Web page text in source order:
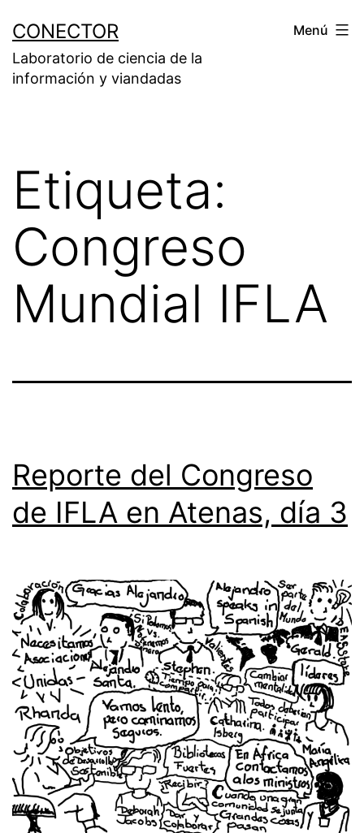
contenido
CONECTOR
Laboratorio de ciencia de la
información y viandadas
Menú
Etiqueta:
Congreso
Mundial IFLA
Reporte del Congreso
de IFLA en Atenas, día 3